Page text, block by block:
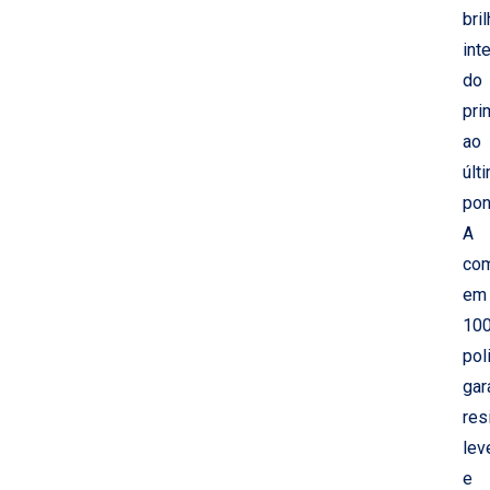
do
ao
A
em
e